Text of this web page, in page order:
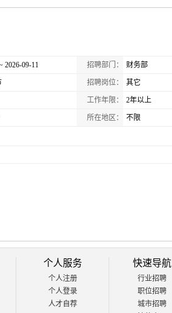
2026-09-11 招聘部门： 财务部
招聘岗位： 其它
工作年限： 2年以上
所在地区： 不限
个人服务
个人注册
个人登录
人才自荐
快速导航
行业招聘
职位招聘
城市招聘